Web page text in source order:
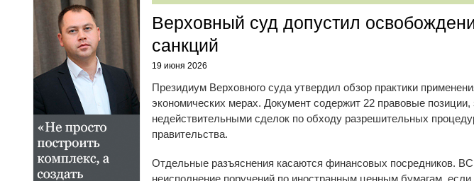
Верховный суд допустил
санкций
19 июня 2026
Президиум Верховного суда утвердил обзор практики
экономических мерах. Документ содержит 22 правовые позиции,
недействительными сделок по обходу разрешительных
правительства.
Отдельные разъяснения касаются финансовых посредников. ВС